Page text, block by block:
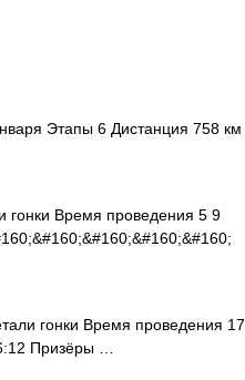
Этапы 6 Дистанция 758 км
гонки Время проведения 5 9
гонки Время проведения 17
Призёры …